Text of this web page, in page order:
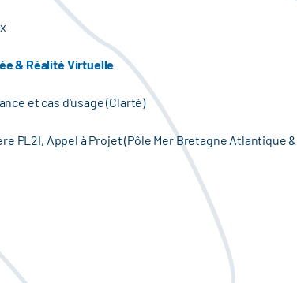
& Réalité Virtuelle
et cas d'usage (Clarté)
PL2I, Appel à Projet (Pôle Mer Bretagne Atlantique